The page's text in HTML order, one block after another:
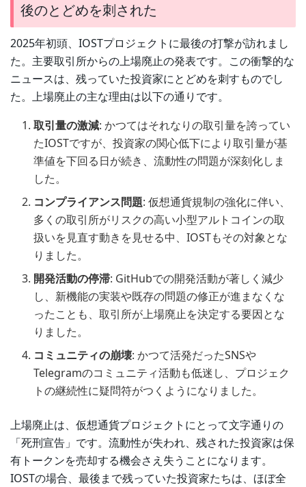
後のとどめを刺された
2025年初頭、IOSTプロジェクトに最後の打撃が訪れまし
た。主要取引所からの上場廃止の発表です。この衝撃的な
ニュースは、残っていた投資家にとどめを刺すものでし
た。上場廃止の主な理由は以下の通りです。
取引量の激減: かつてはそれなりの取引量を誇ってい
たIOSTですが、投資家の関心低下により取引量が基
準値を下回る日が続き、流動性の問題が深刻化しま
した。
コンプライアンス問題: 仮想通貨規制の強化に伴い、
多くの取引所がリスクの高い小型アルトコインの取
扱いを見直す動きを見せる中、IOSTもその対象とな
りました。
開発活動の停滞: GitHubでの開発活動が著しく減少
し、新機能の実装や既存の問題の修正が進まなくな
ったことも、取引所が上場廃止を決定する要因とな
りました。
コミュニティの崩壊: かつて活発だったSNSや
Telegramのコミュニティ活動も低迷し、プロジェク
トの継続性に疑問符がつくようになりました。
上場廃止は、仮想通貨プロジェクトにとって文字通りの
「死刑宣告」です。流動性が失われ、残された投資家は保
有トークンを売却する機会さえ失うことになります。
IOSTの場合、最後まで残っていた投資家たちは、ほぼ全